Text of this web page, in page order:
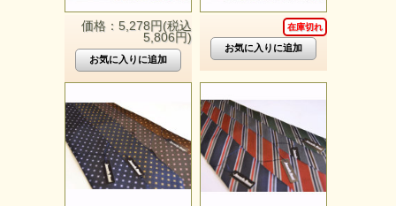
価格：5,278円(税込
5,806円)
在庫切れ